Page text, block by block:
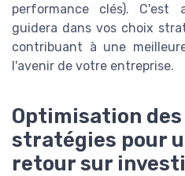
performance clés). C'est
guidera dans vos choix
contribuant à une
l'avenir de votre entreprise.
Optimisation
stratégies pour
retour sur